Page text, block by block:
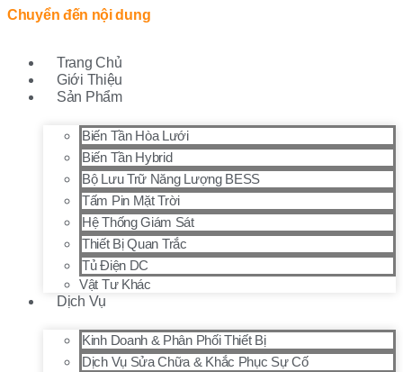
Chuyển đến nội dung
Trang Chủ
Giới Thiệu
Sản Phẩm
Biến Tần Hòa Lưới
Biến Tần Hybrid
Bộ Lưu Trữ Năng Lượng BESS
Tấm Pin Mặt Trời
Hệ Thống Giám Sát
Thiết Bị Quan Trắc
Tủ Điện DC
Vật Tư Khác
Dịch Vụ
Kinh Doanh & Phân Phối Thiết Bị
Dịch Vụ Sửa Chữa & Khắc Phục Sự Cố